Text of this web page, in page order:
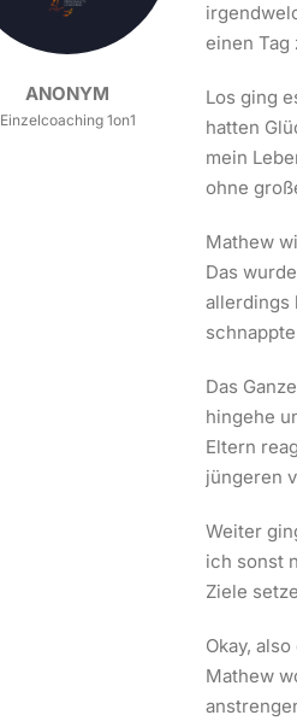
ANONYM
Einzelcoaching 1on1
einen Tag
Los ging
hatten
mein
ohne
Mathew
Das
allerdings
Das
hingehe
Eltern
jüngeren
Weiter
ich sonst
Ziele
Okay,
Mathew